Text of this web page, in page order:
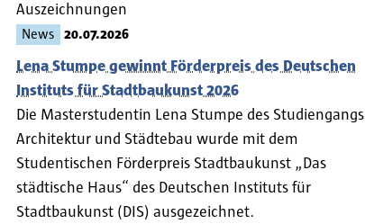
Auszeichnungen
News 20.07.2026
Lena Stumpe gewinnt Förderpreis des Deutschen
Instituts für Stadtbaukunst 2026
Die Masterstudentin Lena Stumpe des Studiengangs
Architektur und Städtebau wurde mit dem
Studentischen Förderpreis Stadtbaukunst „Das
städtische Haus“ des Deutschen Instituts für
Stadtbaukunst (DIS) ausgezeichnet.